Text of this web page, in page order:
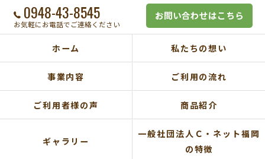
0948-43-8545
お気軽にお電話でご連絡ください
お問い合わせはこちら
ホーム 私たちの想い
事業内容 ご利用の流れ
ご利用者様の声 商品紹介
ギャラリー
一般社団法人Ｃ・ネット福岡
の特徴